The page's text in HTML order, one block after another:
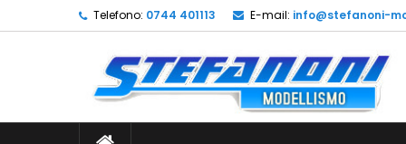
Telefono: 0744 401113 E-mail: info@stefanoni-